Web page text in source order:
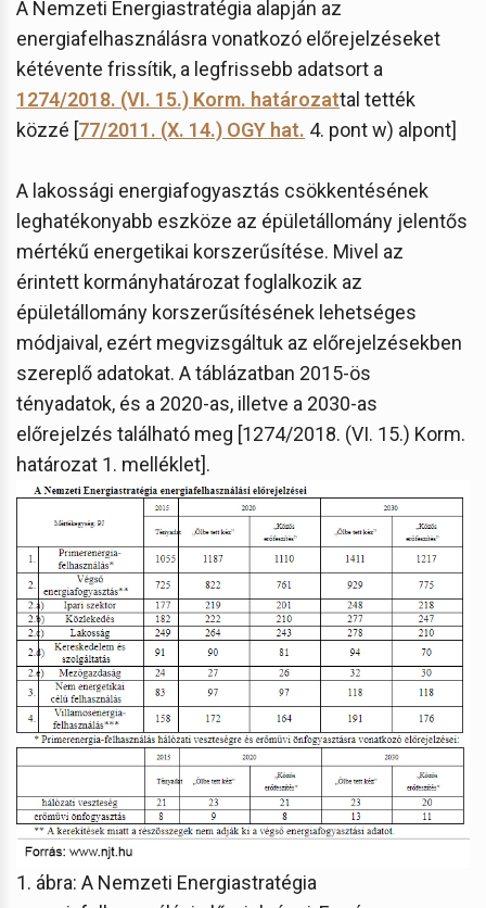
A Nemzeti Energiastratégia alapján az
energiafelhasználásra vonatkozó előrejelzéseket
kétévente frissítik, a legfrissebb adatsort a
1274/2018. (VI. 15.) Korm. határozattal tették
közzé [77/2011. (X. 14.) OGY hat. 4. pont w) alpont]
A lakossági energiafogyasztás csökkentésének
leghatékonyabb eszköze az épületállomány jelentős
mértékű energetikai korszerűsítése. Mivel az
érintett kormányhatározat foglalkozik az
épületállomány korszerűsítésének lehetséges
módjaival, ezért megvizsgáltuk az előrejelzésekben
szereplő adatokat. A táblázatban 2015-ös
tényadatok, és a 2020-as, illetve a 2030-as
előrejelzés található meg [1274/2018. (VI. 15.) Korm.
határozat 1. melléklet].
1. ábra: A Nemzeti Energiastratégia